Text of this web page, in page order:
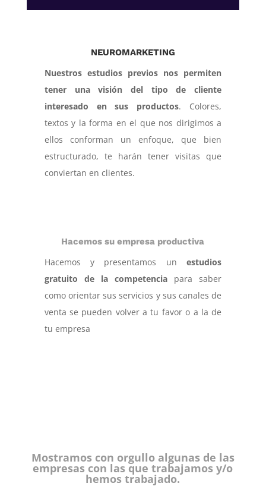
NEUROMARKETING
Nuestros estudios previos nos permiten
tener una visión del tipo de cliente
interesado en sus productos. Colores,
textos y la forma en el que nos dirigimos a
ellos conforman un enfoque, que bien
estructurado, te harán tener visitas que
conviertan en clientes.
Hacemos su empresa productiva
Hacemos y presentamos unestudios
gratuito de la competencia para saber
como orientar sus servicios y sus canales de
venta se pueden volver a tu favor o a la de
tu empresa
Mostramos con orgullo algunas de las
empresas con las que trabajamos y/o
hemos trabajado.